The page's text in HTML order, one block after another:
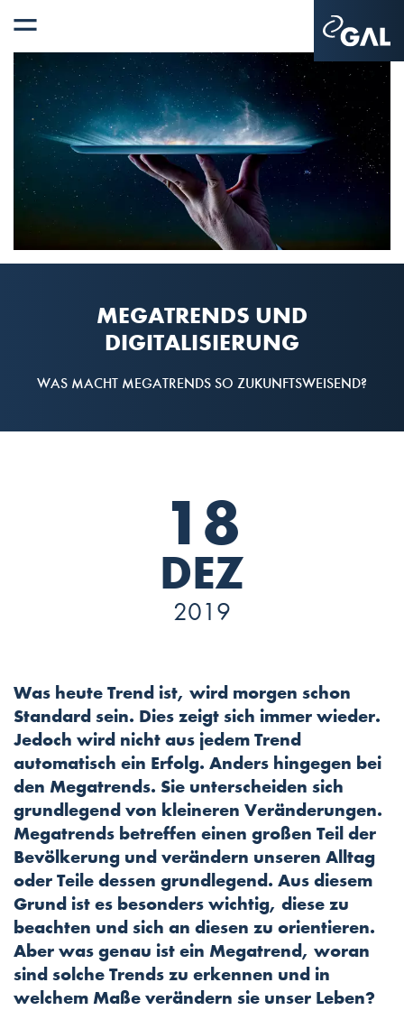
MEGATRENDS UND
DIGITALISIERUNG
WAS MACHT MEGATRENDS SO ZUKUNFTSWEISEND?
18
DEZ
2019
Was heute Trend ist, wird morgen schon
Standard sein. Dies zeigt sich immer wieder.
Jedoch wird nicht aus jedem Trend
automatisch ein Erfolg. Anders hingegen bei
den Megatrends. Sie unterscheiden sich
grundlegend von kleineren Veränderungen.
Megatrends betreffen einen großen Teil der
Bevölkerung und verändern unseren Alltag
oder Teile dessen grundlegend. Aus diesem
Grund ist es besonders wichtig, diese zu
beachten und sich an diesen zu orientieren.
Aber was genau ist ein Megatrend, woran
sind solche Trends zu erkennen und in
welchem Maße verändern sie unser Leben?